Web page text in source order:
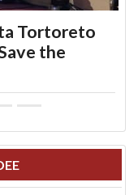
Tortoreto
the